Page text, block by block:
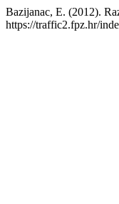
Bazijanac, E. (2012).
https://traffic2.fpz.hr/